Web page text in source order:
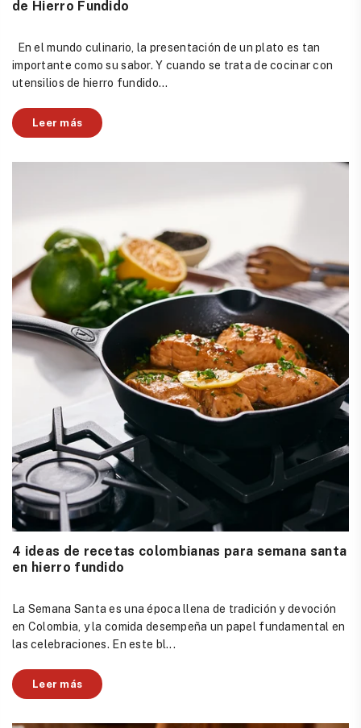
de Hierro Fundido
En el mundo culinario, la presentación de un plato es tan
importante como su sabor. Y cuando se trata de cocinar con
utensilios de hierro fundido...
Leer más
4 ideas de recetas colombianas para semana santa
en hierro fundido
La Semana Santa es una época llena de tradición y devoción
en Colombia, y la comida desempeña un papel fundamental en
las celebraciones. En este bl...
Leer más